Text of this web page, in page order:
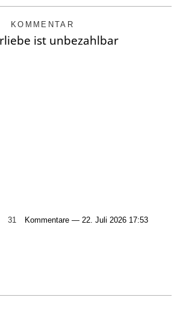
KOMMENTAR
ist unbezahlbar
31 Kommentare — 22. Juli 2026 17:53